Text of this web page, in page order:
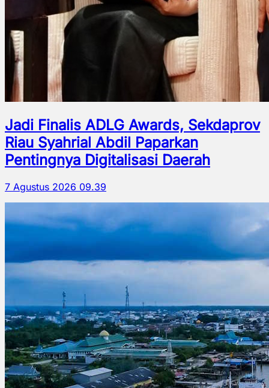
Jadi Finalis ADLG Awards, Sekdaprov
Riau Syahrial Abdil Paparkan
Pentingnya Digitalisasi Daerah
7 Agustus 2026 09.39